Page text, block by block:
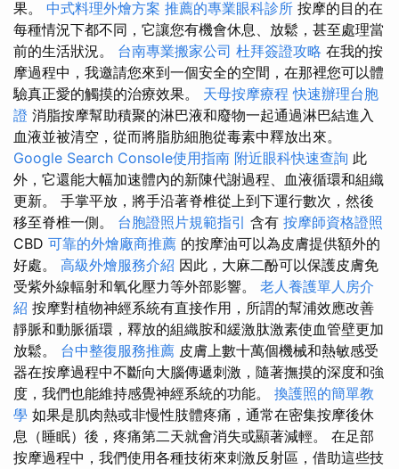
果。 中式料理外燴方案 推薦的專業眼科診所 按摩的目的在
每種情況下都不同，它讓您有機會休息、放鬆，甚至處理當
前的生活狀況。 台南專業搬家公司 杜拜簽證攻略 在我的按
摩過程中，我邀請您來到一個安全的空間，在那裡您可以體
驗真正愛的觸摸的治療效果。 天母按摩療程 快速辦理台胞
證 消脂按摩幫助積聚的淋巴液和廢物一起通過淋巴結進入
血液並被清空，從而將脂肪細胞從毒素中釋放出來。
Google Search Console使用指南 附近眼科快速查詢 此
外，它還能大幅加速體內的新陳代謝過程、血液循環和組織
更新。 手掌平放，將手沿著脊椎從上到下運行數次，然後
移至脊椎一側。 台胞證照片規範指引 含有 按摩師資格證照
CBD 可靠的外燴廠商推薦 的按摩油可以為皮膚提供額外的
好處。 高級外燴服務介紹 因此，大麻二酚可以保護皮膚免
受紫外線輻射和氧化壓力等外部影響。 老人養護單人房介
紹 按摩對植物神經系統有直接作用，所謂的幫浦效應改善
靜脈和動脈循環，釋放的組織胺和緩激肽激素使血管壁更加
放鬆。 台中整復服務推薦 皮膚上數十萬個機械和熱敏感受
器在按摩過程中不斷向大腦傳遞刺激，隨著撫摸的深度和強
度，我們也能維持感覺神經系統的功能。 換護照的簡單教
學 如果是肌肉熱或非慢性肢體疼痛，通常在密集按摩後休
息（睡眠）後，疼痛第二天就會消失或顯著減輕。 在足部
按摩過程中，我們使用各種技術來刺激反射區，借助這些技